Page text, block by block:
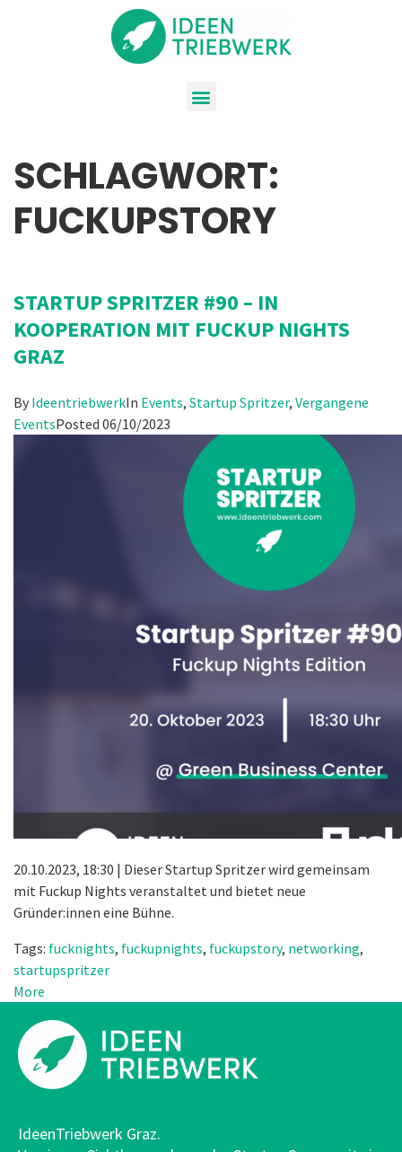
SCHLAGWORT:
FUCKUPSTORY
STARTUP SPRITZER #90 – IN
KOOPERATION MIT FUCKUP NIGHTS
GRAZ
By IdeentriebwerkIn Events, Startup Spritzer, Vergangene
EventsPosted 06/10/2023
20.10.2023, 18:30 | Dieser Startup Spritzer wird gemeinsam
mit Fuckup Nights veranstaltet und bietet neue
Gründer:innen eine Bühne.
Tags: fucknights, fuckupnights, fuckupstory, networking,
startupspritzer
More
IdeenTriebwerk Graz.